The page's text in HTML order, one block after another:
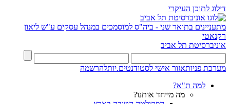
דילוג לתוכן העיקרי
מתעניינים בתואר שני - ביה"ס למוסמכים במנהל עסקים ע"ש ליאון
רקנאטי
אוניברסיטת תל אביב
מערכת פניותאזור אישי לסטודנטים.יותלהרשמה
למה ת"א?
מה מייחד אותנו?